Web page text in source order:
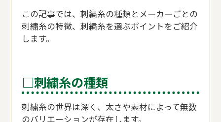
この記事では、刺繍糸の種類とメーカーごとの
刺繍糸の特徴、刺繍糸を選ぶポイントをご紹介
します。
□刺繍糸の種類
刺繍糸の世界は深く、太さや素材によって無数
のバリエーションが存在します。